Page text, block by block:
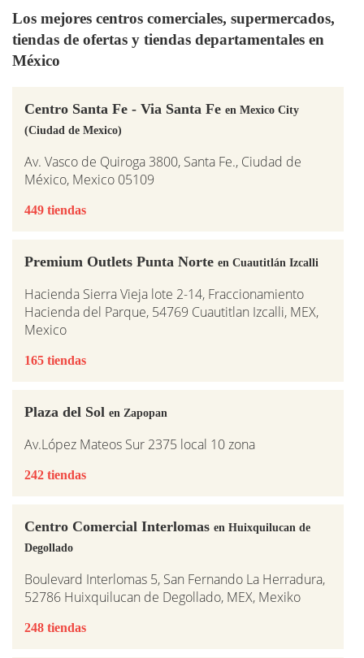
Los mejores centros comerciales, supermercados,
tiendas de ofertas y tiendas departamentales en
México
Centro Santa Fe - Via Santa Fe en Mexico City
(Ciudad de Mexico)
Av. Vasco de Quiroga 3800, Santa Fe., Ciudad de
México, Mexico 05109
449 tiendas
Premium Outlets Punta Norte en Cuautitlán Izcalli
Hacienda Sierra Vieja lote 2-14, Fraccionamiento
Hacienda del Parque, 54769 Cuautitlan Izcalli, MEX,
Mexico
165 tiendas
Plaza del Sol en Zapopan
Av.López Mateos Sur 2375 local 10 zona
242 tiendas
Centro Comercial Interlomas en Huixquilucan de
Degollado
Boulevard Interlomas 5, San Fernando La Herradura,
52786 Huixquilucan de Degollado, MEX, Mexiko
248 tiendas